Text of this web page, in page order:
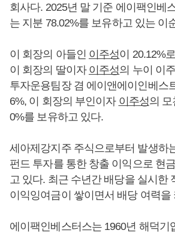
회사다. 2025년 말 기준 에이팩인베
는 지분 78.02%를 보유하고 있는 이
이 회장의 아들인 이주성이 20.12%
이 회장의 딸이자 이주성의 누이 이
투자운용팀장 겸 에이앤에이인베스
6%, 이 회장의 부인이자 이주성의 모
0%를 보유하고 있다.
세아제강지주 주식으로부터 발생하
펀드 투자를 통한 창출 이익으로 현
고 있다. 최근 수년간 배당을 실시한
이익잉여금이 쌓이면서 배당 여력을
에이팩인베스터스는 1960년 해덕기